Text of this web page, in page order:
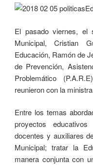
El pasado viernes, el
Municipal, Cristian
Educación, Ramón de
de Prevención,
Problemático
reunieron con la
Entre los temas
proyectos
docentes y auxiliares
Municipal; tratar la
manera conjunta con